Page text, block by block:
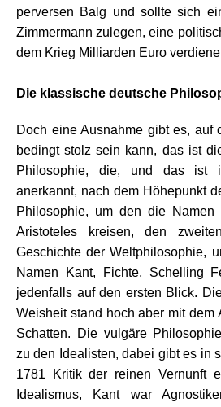
perversen Balg und sollte sich
Zimmermann zulegen, eine
dem Krieg Milliarden Euro
Die klassische deutsche
Doch eine Ausnahme gibt es, auf
bedingt stolz sein kann, das ist
Philosophie, die, und das ist
anerkannt, nach dem Höhepunkt
Philosophie, um den die Namen
Aristoteles kreisen, den
Geschichte der Weltphilosophie,
Namen Kant, Fichte, Schelling
jedenfalls auf den ersten Blick.
Weisheit stand hoch aber mit dem
Schatten. Die vulgäre
zu den Idealisten, dabei gibt es in
1781 Kritik der reinen Vernunft
Idealismus, Kant war